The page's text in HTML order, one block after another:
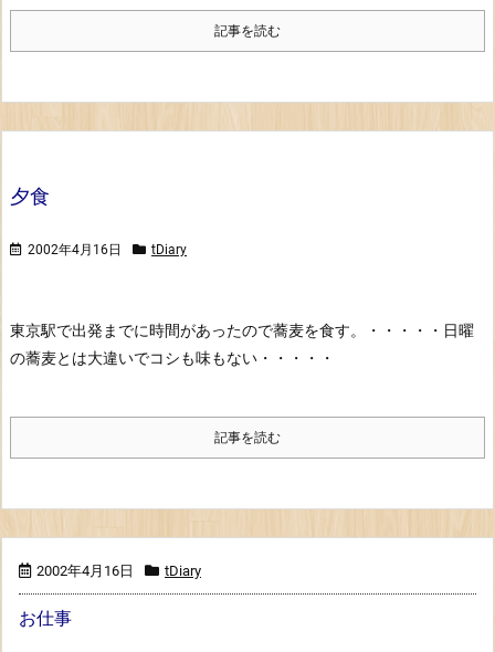
記事を読む
夕食
2002年4月16日 tDiary
東京駅で出発までに時間があったので蕎麦を食す。・・・・・日曜
の蕎麦とは大違いでコシも味もない・・・・・
記事を読む
2002年4月16日 tDiary
お仕事